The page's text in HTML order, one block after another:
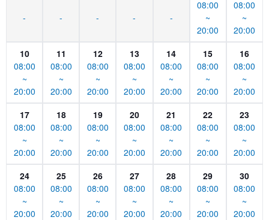
- - - - -
08:00
~
20:00
08:00
~
20:00
10
08:00
~
20:00
11
08:00
~
20:00
12
08:00
~
20:00
13
08:00
~
20:00
14
08:00
~
20:00
15
08:00
~
20:00
16
08:00
~
20:00
17
08:00
~
20:00
18
08:00
~
20:00
19
08:00
~
20:00
20
08:00
~
20:00
21
08:00
~
20:00
22
08:00
~
20:00
23
08:00
~
20:00
24
08:00
~
20:00
25
08:00
~
20:00
26
08:00
~
20:00
27
08:00
~
20:00
28
08:00
~
20:00
29
08:00
~
20:00
30
08:00
~
20:00